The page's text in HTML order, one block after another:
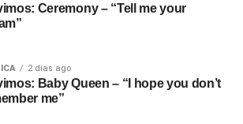
Ceremony – “Tell me your
2 dias ago
Baby Queen – “I hope you don’t
me”